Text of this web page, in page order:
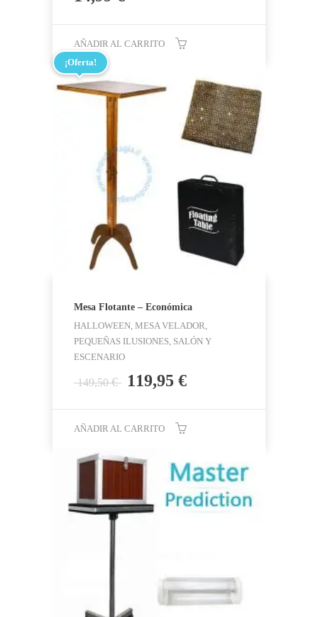
AÑADIR AL CARRITO
¡Oferta!
Mesa Flotante – Económica
HALLOWEEN, MESA VELADOR,
PEQUEÑAS ILUSIONES, SALÓN Y
ESCENARIO
149,50€
El
era:
119,95 €El
es:
AÑADIR AL CARRITO